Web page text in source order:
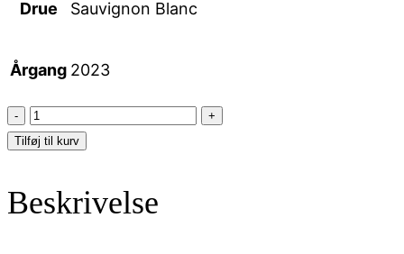
Drue Sauvignon Blanc
Årgang 2023
Nicolas
Gaudry
Pouilly-
Fumé,
Tilføj til kurv
Beskrivelse